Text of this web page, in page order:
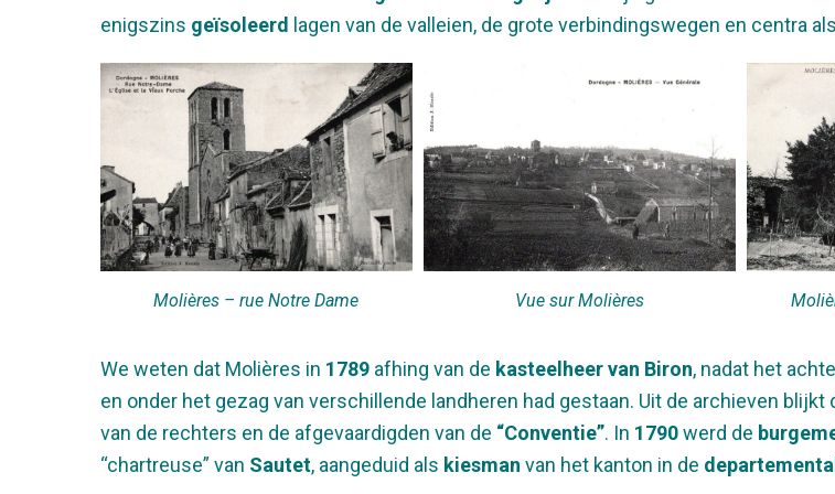
enigszins geïsoleerd lagen van de valleien, de grote verbindingswegen en centra
Molières – rue Notre Dame Vue sur Molières
We weten dat Molières in 1789afhing van de kasteelheer van Biron, nadat het
en onder het gezag van verschillende landheren had gestaan. Uit de archieven blijkt
van de rechters en de afgevaardigden van de “Conventie”. In 1790werd de
“chartreuse” van Sautet, aangeduid als kiesman van het kanton in de